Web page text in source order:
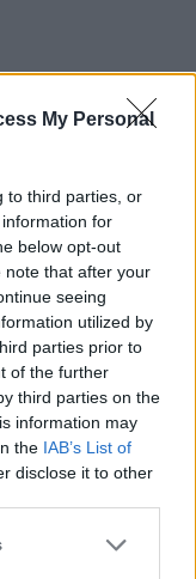
My Personal
to third parties, or
for
below opt-out
note that after your
seeing
utilized by
parties prior to
of the further
third parties on the
information may
the IAB’s List of
disclose it to other